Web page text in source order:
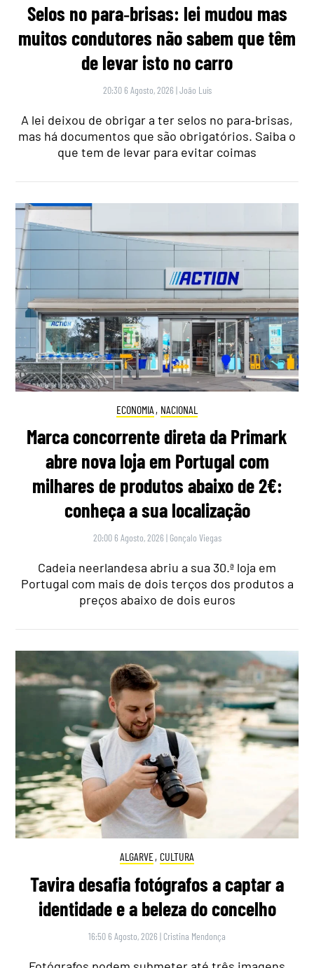
Selos no para‑brisas: lei mudou mas
muitos condutores não sabem que têm
de levar isto no carro
20:30 6 Agosto, 2026 |João Luís
A lei deixou de obrigar a ter selos no para‑brisas,
mas há documentos que são obrigatórios. Saiba o
que tem de levar para evitar coimas
ECONOMIA , NACIONAL
Marca concorrente direta da Primark
abre nova loja em Portugal com
milhares de produtos abaixo de 2€:
conheça a sua localização
20:00 6 Agosto, 2026 | Gonçalo Viegas
Cadeia neerlandesa abriu a sua 30.ª loja em
Portugal com mais de dois terços dos produtos a
preços abaixo de dois euros
ALGARVE, CULTURA
Tavira desafia fotógrafos a captar a
identidade e a beleza do concelho
16:50 6 Agosto, 2026 | Cristina Mendonça